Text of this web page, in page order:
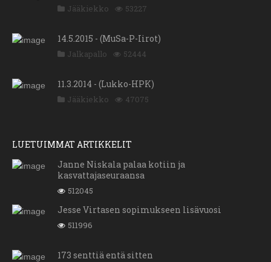
Jääkiekko 53227
14.5.2015 - (MuSa-P-Iirot)
Jalkapallo 52444
11.3.2014 - (Lukko-HPK)
Jääkiekko 47075
LUETUIMMAT ARTIKKELIT
Janne Niskala palaa kotiin ja
kasvattajaseuraansa
512045
Jesse Virtasen sopimukseen lisävuosi
511996
173 senttiä entä sitten